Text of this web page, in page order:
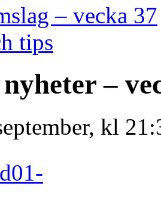
– vecka 37
tips
–
kl